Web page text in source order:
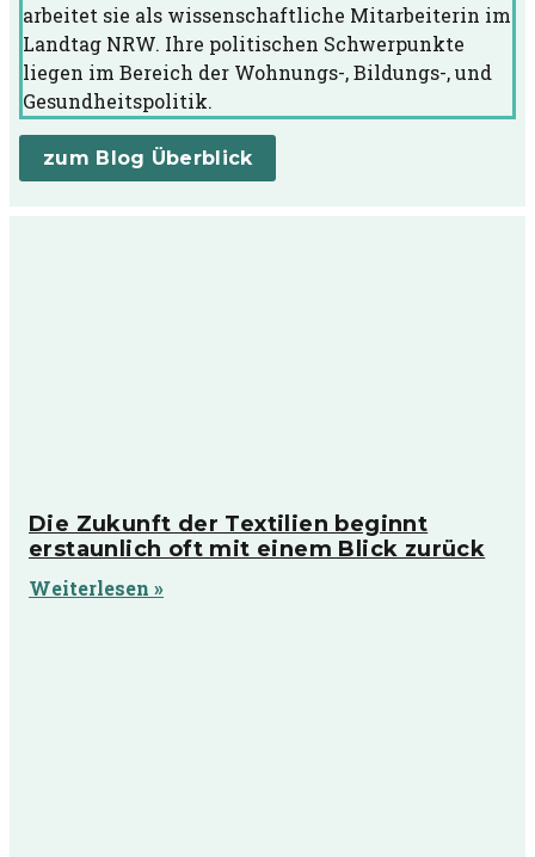
arbeitet sie als wissenschaftliche Mitarbeiterin im
Landtag NRW. Ihre politischen Schwerpunkte
liegen im Bereich der Wohnungs-, Bildungs-, und
Gesundheitspolitik.
zum Blog Überblick
Die Zukunft der Textilien beginnt
erstaunlich oft mit einem Blick zurück
Weiterlesen »